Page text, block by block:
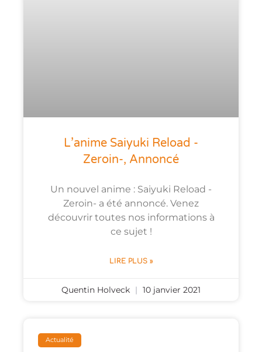
L’anime Saiyuki Reload -
Zeroin-, Annoncé
Un nouvel anime : Saiyuki Reload -
Zeroin- a été annoncé. Venez
découvrir toutes nos informations à
ce sujet !
LIRE PLUS »
Quentin Holveck 10 janvier 2021
Actualité